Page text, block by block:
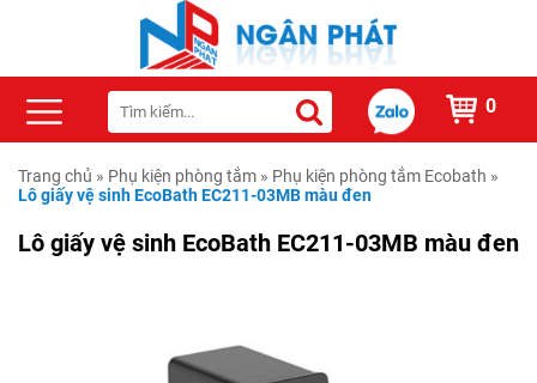
0
Trang chủ » Phụ kiện phòng tắm » Phụ kiện phòng tắm Ecobath »
Lô giấy vệ sinh EcoBath EC211-03MB màu đen
Lô giấy vệ sinh EcoBath EC211-03MB màu đen